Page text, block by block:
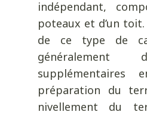
indépendant,
poteaux et d’un
de ce type de
généralement
supplémentaires
préparation du
nivellement du